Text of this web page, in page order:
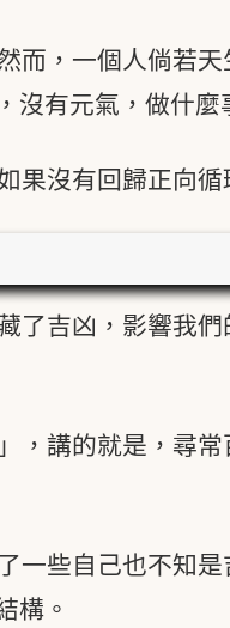
而，一個人倘若
有元氣，做什麼
果沒有回歸正向循
了吉凶，影響我
講的就是，尋
些自己也不知
構。